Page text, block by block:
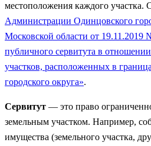
местоположения каждого участка.
Администрации Одинцовского
Московской области от
публичного сервитута в
участков, расположенных в
городского округа».
Сервитут — это право
земельным участком. Например,
имущества (земельного участка,